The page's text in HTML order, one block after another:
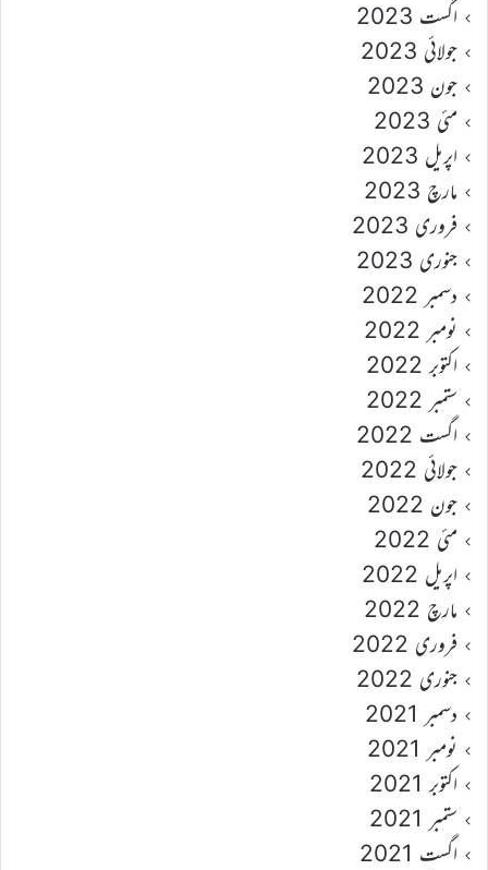
اگست 2023
جولائی 2023
جون 2023
مئی 2023
اپریل 2023
مارچ 2023
فروری 2023
جنوری 2023
دسمبر 2022
نومبر 2022
اکتوبر 2022
ستمبر 2022
اگست 2022
جولائی 2022
جون 2022
مئی 2022
اپریل 2022
مارچ 2022
فروری 2022
جنوری 2022
دسمبر 2021
نومبر 2021
اکتوبر 2021
ستمبر 2021
اگست 2021